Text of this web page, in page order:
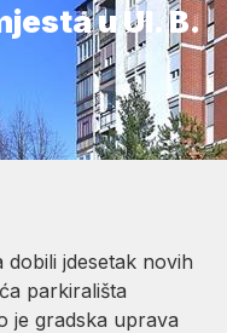
u Ul. B.
jdesetak novih
parkirališta
je gradska uprava